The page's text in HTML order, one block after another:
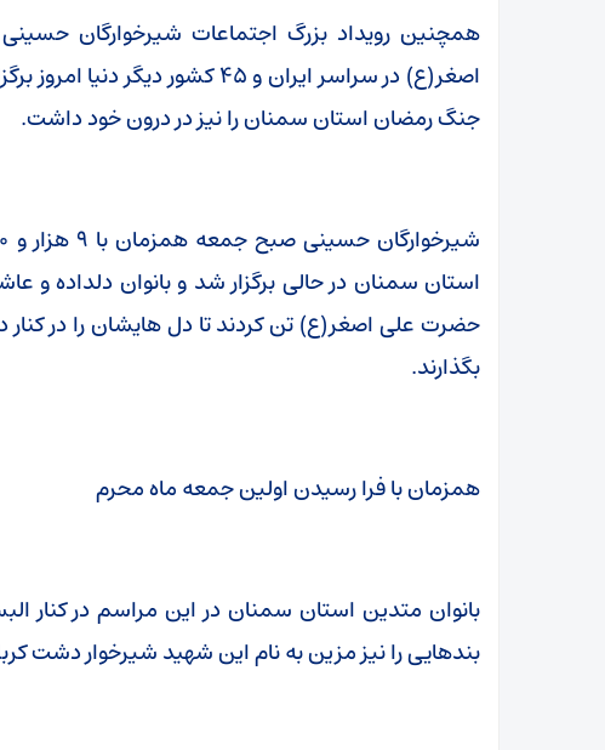
همچنین رویداد بزرگ اجتماعات شیرخوارگان
جنگ رمضان استان سمنان را نیز در درون خود داشت.
استان سمنان در حالی برگزار شد و بانوان دلداده و
حضرت علی اصغر(ع) تن کردند تا دل هایشان را در
بگذارند.
همزمان با فرا رسیدن اولین جمعه ماه محرم
بانوان متدین استان سمنان در این مراسم در کنار
بندهایی را نیز مزین به نام این شهید شیرخوار دشت